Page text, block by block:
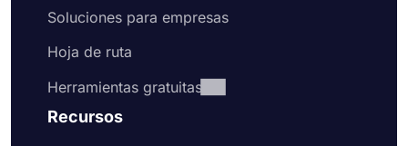
Soluciones para empresas
Hoja de ruta
Herramientas gratuitas
Recursos